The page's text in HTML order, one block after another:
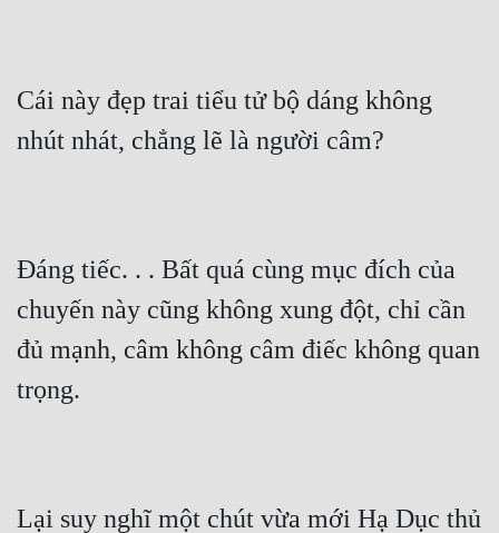
Cái này đẹp trai tiểu tử bộ dáng không
nhút nhát, chẳng lẽ là người câm?
Đáng tiếc. . . Bất quá cùng mục đích của
chuyến này cũng không xung đột, chỉ cần
đủ mạnh, câm không câm điếc không quan
trọng.
Lại suy nghĩ một chút vừa mới Hạ Dục thủ